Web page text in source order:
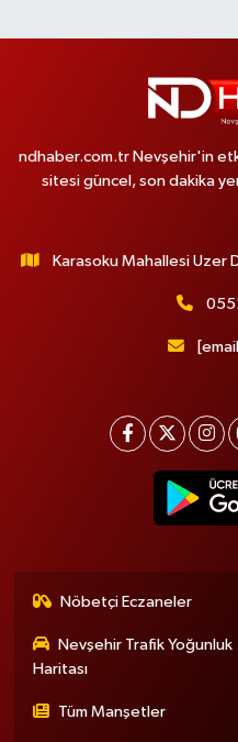
ndhaber.com.tr Nevşehir'in
sitesi güncel, son dakika
Karasoku Mahallesi Uzer
Nöbetçi Eczaneler
Nevşehir Trafik Yoğunluk
Haritası
Tüm Manşetler